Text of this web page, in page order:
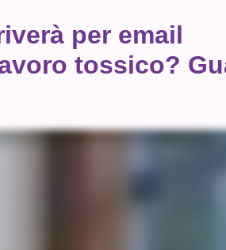
per email
tossico?